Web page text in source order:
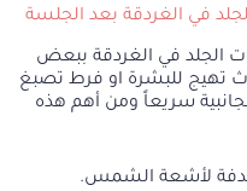
في الغردقة بعد الجلسة
الجلد في الغردقة ببعض
تهيج للبشرة او فرط تصبغ
سريعاً ومن أهم هذه
لأشعة الشمس.